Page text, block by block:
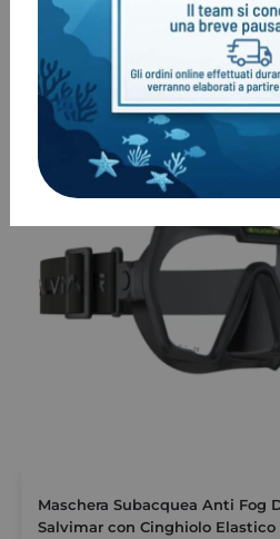
Marchio:
Prodotti correlati
Maschera Subacquea Anti Fog
Salvimar con Cinghiolo Elastico